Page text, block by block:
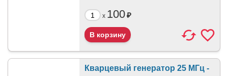
x 100₽
Кварцевый генератор 25 МГц -